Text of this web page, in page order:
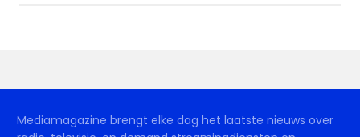
Mediamagazine brengt elke dag het laatste nieuws over